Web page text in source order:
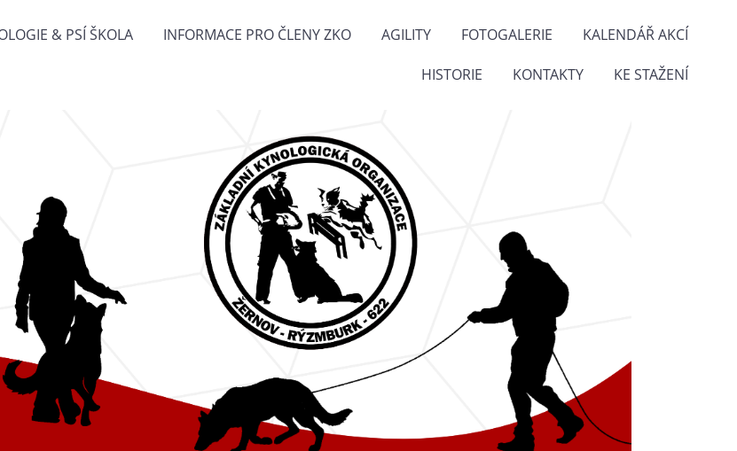
& PSÍ ŠKOLA INFORMACE PRO ČLENY ZKO AGILITY FOTOGALERIE KALENDÁŘ AKCÍ
HISTORIE KONTAKTY KE STAŽENÍ